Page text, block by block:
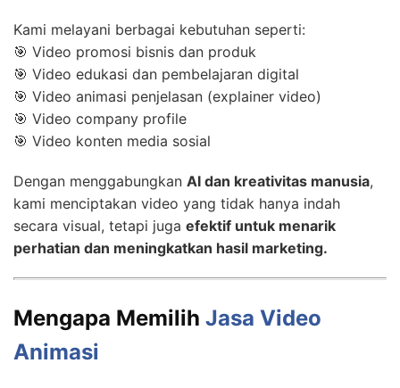
Kami melayani berbagai kebutuhan seperti:
🎯 Video promosi bisnis dan produk
🎯 Video edukasi dan pembelajaran digital
🎯 Video animasi penjelasan (explainer video)
🎯 Video company profile
🎯 Video konten media sosial
Dengan menggabungkan AI dan kreativitas manusia,
kami menciptakan video yang tidak hanya indah
secara visual, tetapi juga efektif untuk menarik
perhatian dan meningkatkan hasil marketing.
Mengapa Memilih Jasa Video
Animasi